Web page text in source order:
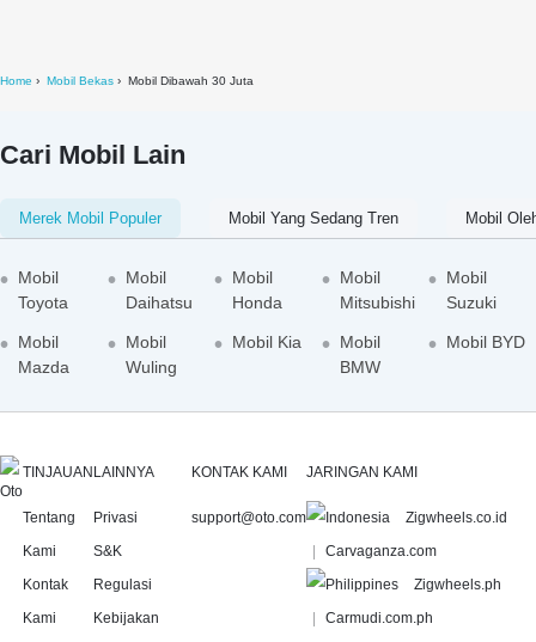
Home Mobil Bekas Mobil Dibawah 30 Juta
Cari Mobil Lain
Merek Mobil Populer Mobil Yang Sedang Tren Mobil
Mobil
Toyota
Mobil
Daihatsu
Mobil
Honda
Mobil
Mitsubishi
Mobil
Suzuki
Mobil
Mazda
Mobil
Wuling
Mobil Kia
Mobil
BMW
Mobil BYD
TINJAUAN
Tentang
Kami
Kontak
Kami
LAINNYA
Privasi
S&K
Regulasi
Kebijakan
KONTAK KAMI
support@oto.com
JARINGAN KAMI
Zigwheels.co.id
Carvaganza.com
Zigwheels.ph
Carmudi.com.ph